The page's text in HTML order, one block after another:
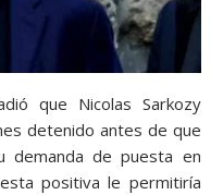
que Nicolas Sarkozy
detenido antes de que
demanda de puesta en
positiva le permitiría